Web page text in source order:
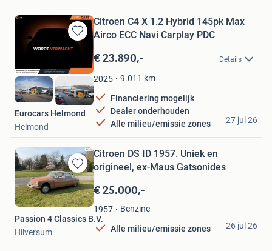
Bewaren
in
Favorieten
Citroen C4 X 1.2 Hybrid 145pk Max
Airco ECC Navi Carplay PDC
€ 23.890,- Details
2025 9.011 km
Financiering mogelijk
Dealer onderhouden
Alle milieu/emissie zones
Eurocars Helmond
Helmond
27 jul 26
Bewaren
in
Mijn
Favorieten
Citroen DS ID 1957. Uniek en
origineel, ex-Maus Gatsonides
€ 25.000,-
1957 Benzine
Alle milieu/emissie zones
Passion 4 Classics B.V.
Hilversum
26 jul 26